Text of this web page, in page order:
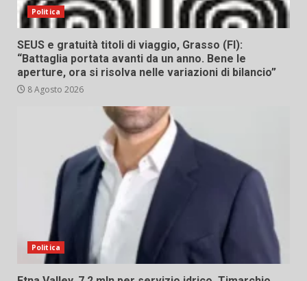
Politica
SEUS e gratuità titoli di viaggio, Grasso (FI):
“Battaglia portata avanti da un anno. Bene le
aperture, ora si risolva nelle variazioni di bilancio”
8 Agosto 2026
Politica